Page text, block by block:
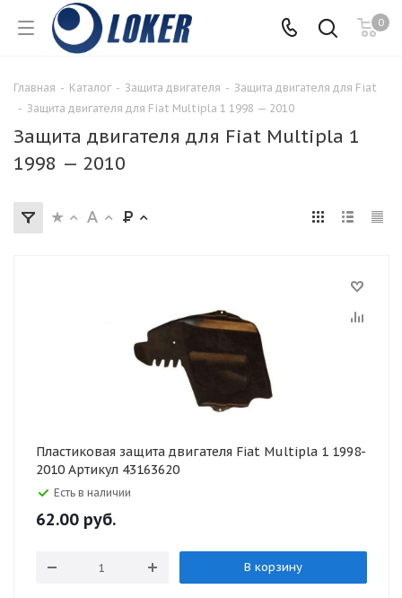
0
Главная - Каталог - Защита двигателя - Защита двигателя для Fiat
- Защита двигателя для Fiat Multipla 1 1998 — 2010
Защита двигателя для Fiat Multipla 1
1998 — 2010
Пластиковая защита двигателя Fiat Multipla 1 1998-
2010 Артикул 43163620
Есть в наличии
62.00 руб.
В корзину